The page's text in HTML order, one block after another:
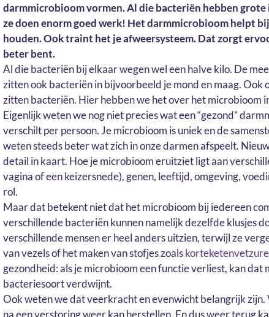
darmmicrobioom vormen. Al die bacteriën hebben
ze doen enorm goed werk! Het darmmicrobioom helpt
houden. Ook traint het je afweersysteem. Dat zorgt
beter bent.
Al die bacteriën bij elkaar wegen wel een halve kilo. De
zitten ook bacteriën in bijvoorbeeld je mond en maag. Ook
zitten bacteriën. Hier hebben we het over het microbioom
Eigenlijk weten we nog niet precies wat een “gezond”
verschilt per persoon. Je microbioom is uniek en de
weten steeds beter wat zich in onze darmen afspeelt.
detail in kaart. Hoe je microbioom eruitziet ligt aan
vagina of een keizersnede), genen, leeftijd, omgeving,
rol.
Maar dat betekent niet dat het microbioom bij iedereen
verschillende bacteriën kunnen namelijk dezelfde klusjes
verschillende mensen er heel anders uitzien, terwijl ze
van vezels of het maken van stofjes zoals
gezondheid: als je microbioom een functie verliest, kan dat
bacteriesoort verdwijnt.
Ook weten we dat veerkracht en evenwicht belangrijk